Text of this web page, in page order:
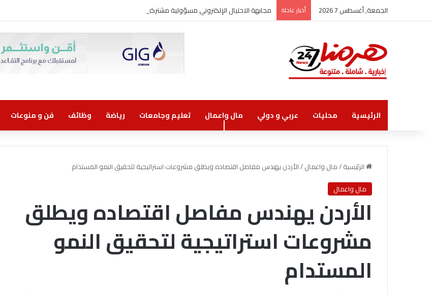
الجمعة, أغسطس 7 2026 أخبار عاجلة مجابهة الاحتيال الإلكتروني مسؤولية مشتركة
الرئيسية محليات عربي و دولي مال واعمال تعليم وجامعات رياضة وظائف فن و منوعات
الرئيسية/مال واعمال/الأردن يهندس مفاصل اقتصاده ويطلق مشروعات استراتيجية لتحقيق النمو المستدام
مال واعمال
الأردن يهندس مفاصل اقتصاده ويطلق
مشروعات استراتيجية لتحقيق النمو
المستدام